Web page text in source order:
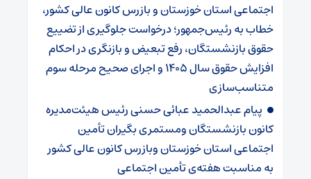
اجتماعی استان خوزستان و بازرس کانون عالی کشور،
خطاب به رئیس‌جمهور؛ درخواست جلوگیری از تضییع
حقوق بازنشستگان، رفع تبعیض و بازنگری در احکام
افزایش حقوق سال ۱۴۰۵ و اجرای صحیح مرحله سوم
متناسب‌سازی
پیام عبدالحمید عبائی حسنی رئیس هیئت‌مدیره
کانون بازنشستگان ومستمری بگیران تأمین
اجتماعی استان خوزستان وبازرس کانون عالی کشور
به مناسبت هفته‌ی تأمین اجتماعی